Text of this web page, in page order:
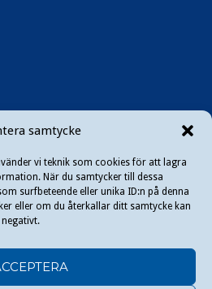
samtycke
vi teknik som cookies för att lagra
När du samtycker till dessa
surfbeteende eller unika ID:n på denna
eller om du återkallar ditt samtycke kan
rights reserved.